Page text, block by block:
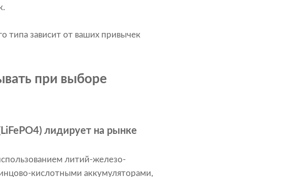
зависит от ваших привычек
при выборе
лидирует на рынке
литий-железо-
кислотными аккумуляторами,